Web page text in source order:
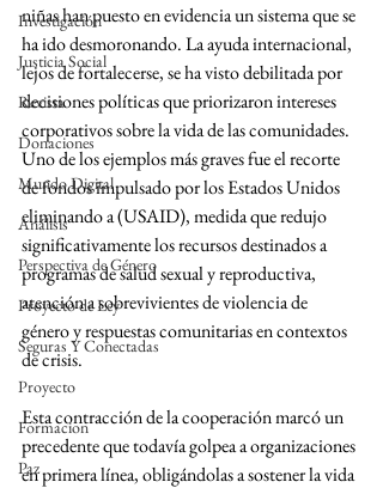
Investigación
Justicia Social
Revista
Donaciones
Mundo Digital
Análisis
Perspectiva de Género
Proyecto de Ley
Seguras Y Conectadas
Proyecto
Formacion
Paz
niñas han puesto en evidencia un sistema que se
ha ido desmoronando. La ayuda internacional,
lejos de fortalecerse, se ha visto debilitada por
decisiones políticas que priorizaron intereses
corporativos sobre la vida de las comunidades.
Uno de los ejemplos más graves fue el recorte
de fondos impulsado por los Estados Unidos
eliminando a (USAID), medida que redujo
significativamente los recursos destinados a
programas de salud sexual y reproductiva,
atención a sobrevivientes de violencia de
género y respuestas comunitarias en contextos
de crisis.
Esta contracción de la cooperación marcó un
precedente que todavía golpea a organizaciones
en primera línea, obligándolas a sostener la vida